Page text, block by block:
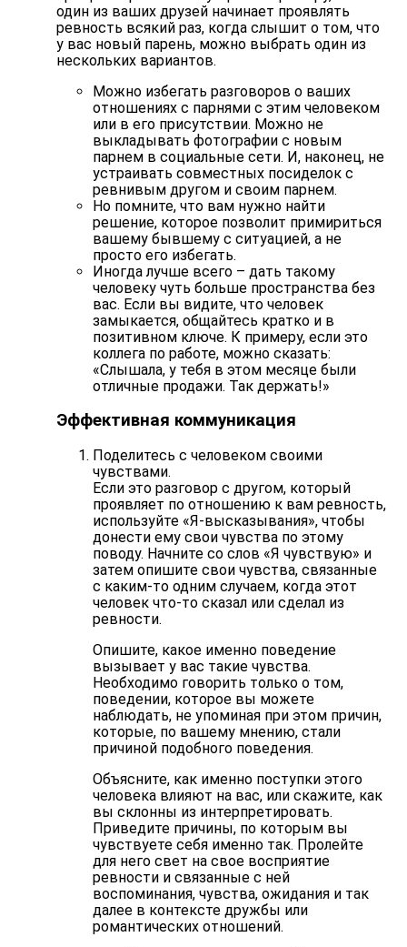
один из ваших друзей начинает проявлять
ревность всякий раз, когда слышит о том, что
у вас новый парень, можно выбрать один из
нескольких вариантов.
Можно избегать разговоров о ваших
отношениях с парнями с этим человеком
или в его присутствии. Можно не
выкладывать фотографии с новым
парнем в социальные сети. И, наконец, не
устраивать совместных посиделок с
ревнивым другом и своим парнем.
Но помните, что вам нужно найти
решение, которое позволит примириться
вашему бывшему с ситуацией, а не
просто его избегать.
Иногда лучше всего – дать такому
человеку чуть больше пространства без
вас. Если вы видите, что человек
замыкается, общайтесь кратко и в
позитивном ключе. К примеру, если это
коллега по работе, можно сказать:
«Слышала, у тебя в этом месяце были
отличные продажи. Так держать!»
Эффективная коммуникация
Поделитесь с человеком своими
чувствами.
Если это разговор с другом, который
проявляет по отношению к вам ревность,
используйте «Я-высказывания», чтобы
донести ему свои чувства по этому
поводу. Начните со слов «Я чувствую» и
затем опишите свои чувства, связанные
с каким-то одним случаем, когда этот
человек что-то сказал или сделал из
ревности.
Опишите, какое именно поведение
вызывает у вас такие чувства.
Необходимо говорить только о том,
поведении, которое вы можете
наблюдать, не упоминая при этом причин,
которые, по вашему мнению, стали
причиной подобного поведения.
Объясните, как именно поступки этого
человека влияют на вас, или скажите, как
вы склонны из интерпретировать.
Приведите причины, по которым вы
чувствуете себя именно так. Пролейте
для него свет на свое восприятие
ревности и связанные с ней
воспоминания, чувства, ожидания и так
далее в контексте дружбы или
романтических отношений.